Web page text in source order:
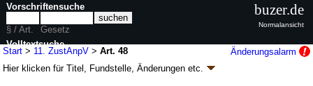
Start > 11. ZustAnpV >Art. 48
Änderungsalarm
Hier klicken fürTitel, Fundstelle, Änderungen etc.
Vorschriftensuche
§ / Art.
Gesetz
Volltextsuche
nur in 11. ZustAnpV
buzer.de
Normalansicht